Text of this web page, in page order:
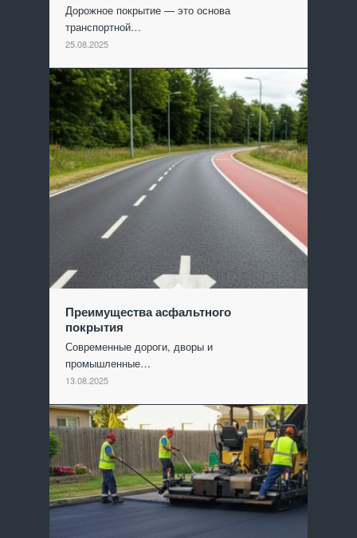
Дорожное покрытие — это основа
транспортной…
25.08.2025
Преимущества асфальтного
покрытия
Современные дороги, дворы и
промышленные…
13.08.2025